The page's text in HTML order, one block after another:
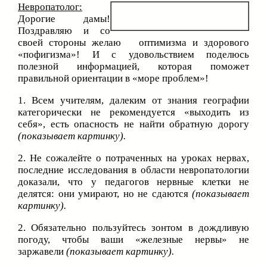
Невропатолог:
Дорогие дамы!
Поздравляю и со
своей стороны желаю оптимизма и здорового
«пофигизма»! И с удовольствием поделюсь
полезной информацией, которая поможет
правильной ориентации в «море проблем»!
1. Всем учителям, далеким от знания географии
категорически не рекомендуется «выходить из
себя», есть опасность не найти обратную дорогу
(показывает картинку).
2. Не сожалейте о потраченных на уроках нервах,
последние исследования в области невропатологии
доказали, что у педагогов нервные клетки не
делятся: они умирают, но не сдаются (показывает
картинку).
2. Обязательно пользуйтесь зонтом в дождливую
погоду, чтобы ваши «железные нервы» не
заржавели (показывает картинку).